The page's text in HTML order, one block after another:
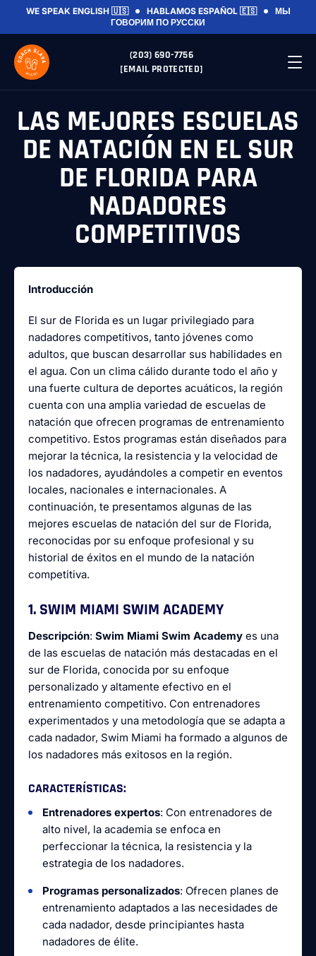
WE SPEAK ENGLISH 🇺🇸 HABLAMOS ESPAÑOL 🇪🇸
МЫ
ГОВОРИМ ПО РУССКИ
(203) 690-7756
[EMAIL PROTECTED]
LAS MEJORES ESCUELAS
DE NATACIÓN EN EL SUR
DE FLORIDA PARA
NADADORES
COMPETITIVOS
Introducción
El sur de Florida es un lugar privilegiado para
nadadores competitivos, tanto jóvenes como
adultos, que buscan desarrollar sus habilidades en
el agua. Con un clima cálido durante todo el año y
una fuerte cultura de deportes acuáticos, la región
cuenta con una amplia variedad de escuelas de
natación que ofrecen programas de entrenamiento
competitivo. Estos programas están diseñados para
mejorar la técnica, la resistencia y la velocidad de
los nadadores, ayudándoles a competir en eventos
locales, nacionales e internacionales. A
continuación, te presentamos algunas de las
mejores escuelas de natación del sur de Florida,
reconocidas por su enfoque profesional y su
historial de éxitos en el mundo de la natación
competitiva.
1. SWIM MIAMI SWIM ACADEMY
Descripción: Swim Miami Swim Academy es una
de las escuelas de natación más destacadas en el
sur de Florida, conocida por su enfoque
personalizado y altamente efectivo en el
entrenamiento competitivo. Con entrenadores
experimentados y una metodología que se adapta a
cada nadador, Swim Miami ha formado a algunos de
los nadadores más exitosos en la región.
CARACTERÍSTICAS:
Entrenadores expertos: Con entrenadores de
alto nivel, la academia se enfoca en
perfeccionar la técnica, la resistencia y la
estrategia de los nadadores.
Programas personalizados: Ofrecen planes de
entrenamiento adaptados a las necesidades de
cada nadador, desde principiantes hasta
nadadores de élite.